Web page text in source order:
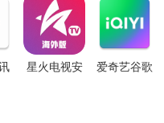
版
正版
星火电视安
爱奇艺谷歌